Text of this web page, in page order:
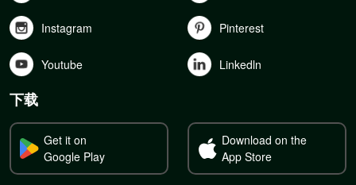
Instagram Pinterest
Youtube Linkedln
下载
Get it on
Google Play
Download on the
App Store